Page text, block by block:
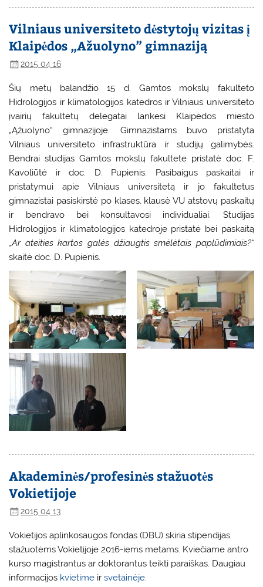
Vilniaus universiteto dėstytojų vizitas į
Klaipėdos „Ažuolyno” gimnaziją
2015 04 16
Šių metų balandžio 15 d. Gamtos mokslų fakulteto
Hidrologijos ir klimatologijos katedros ir Vilniaus universiteto
įvairių fakultetų delegatai lankėsi Klaipėdos miesto
„Ąžuolyno“ gimnazijoje. Gimnazistams buvo pristatyta
Vilniaus universiteto infrastruktūra ir studijų galimybės.
Bendrai studijas Gamtos mokslų fakultete pristatė doc. F.
Kavoliūtė ir doc. D. Pupienis. Pasibaigus paskaitai ir
pristatymui apie Vilniaus universitetą ir jo fakultetus
gimnazistai pasiskirstė po klases, klausė VU atstovų paskaitų
ir bendravo bei konsultavosi individualiai. Studijas
Hidrologijos ir klimatologijos katedroje pristatė bei paskaitą
„Ar ateities kartos galės džiaugtis smėlėtais paplūdimiais?“
skaitė doc. D. Pupienis.
Akademinės/profesinės stažuotės
Vokietijoje
2015 04 13
Vokietijos aplinkosaugos fondas (DBU) skiria stipendijas
stažuotėms Vokietijoje 2016-iems metams. Kviečiame antro
kurso magistrantus ar doktorantus teikti paraiškas. Daugiau
informacijos kvietime irsvetainėje.